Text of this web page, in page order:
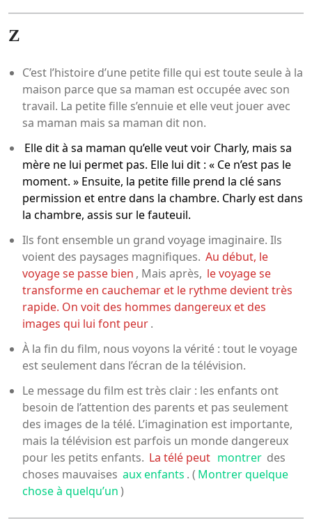
Z
C’est l’histoire d’une petite fille qui est toute seule à la
maison parce que sa maman est occupée avec son
travail. La petite fille s’ennuie et elle veut jouer avec
sa maman mais sa maman dit non.
Elle dit à sa maman qu’elle veut voir Charly, mais sa
mère ne lui permet pas. Elle lui dit : « Ce n’est pas le
moment. » Ensuite, la petite fille prend la clé sans
permission et entre dans la chambre. Charly est dans
la chambre, assis sur le fauteuil.
Ils font ensemble un grand voyage imaginaire. Ils
voient des paysages magnifiques. Au début, le
voyage se passe bien , Mais après, le voyage se
transforme en cauchemar et le rythme devient très
rapide. On voit des hommes dangereux et des
images qui lui font peur.
À la fin du film, nous voyons la vérité : tout le voyage
est seulement dans l’écran de la télévision.
Le message du film est très clair : les enfants ont
besoin de l’attention des parents et pas seulement
des images de la télé. L’imagination est importante,
mais la télévision est parfois un monde dangereux
pour les petits enfants. La télé peut montrer des
choses mauvaises aux enfants . ( Montrer quelque
chose à quelqu’un)